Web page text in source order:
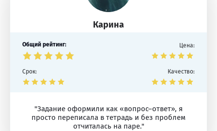
Карина
Общий рейтинг: Цена:
Срок: Качество:
"Задание оформили как «вопрос–ответ», я
просто переписала в тетрадь и без проблем
отчиталась на паре."